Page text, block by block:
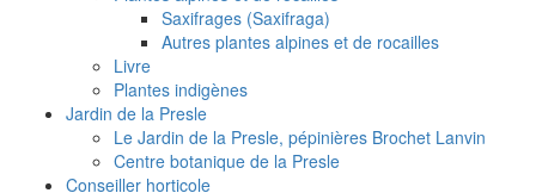
Saxifrages (Saxifraga)
Autres plantes alpines et de rocailles
Livre
Plantes indigènes
Jardin de la Presle
Le Jardin de la Presle, pépinières Brochet Lanvin
Centre botanique de la Presle
Conseiller horticole